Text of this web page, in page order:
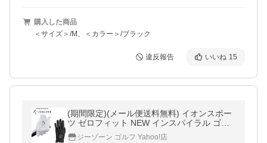
購入した商品
＜サイズ＞/M、＜カラー＞/ブラック
違反報告 いいね 15
(期間限定)(メール便送料無料) イオンスポー
ツ ゼロフィット NEW インスパイラル ゴル
フグローブ 右利き左手用 (sbn)
ジーゾーン ゴルフ Yahoo!店